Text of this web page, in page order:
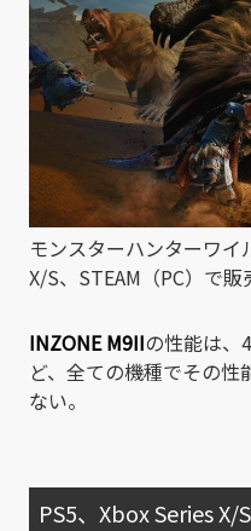
モンスターハンターワ
X/S、STEAM（PC）で販
INZONE M9IIの性能は、
ど、全ての機種でその
ない。
PS5、Xbox Series X/